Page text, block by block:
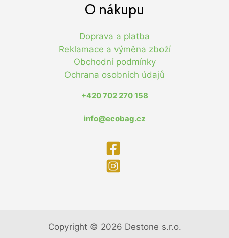
O nákupu
Doprava a platba
Reklamace a výměna zboží
Obchodní podmínky
Ochrana osobních údajů
+420 702 270 158
info@ecobag.cz
Copyright © 2026 Destone s.r.o.